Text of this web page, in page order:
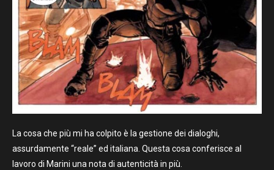
La cosa che più mi ha colpito è la gestione dei dialoghi,
assurdamente “reale” ed italiana. Questa cosa conferisce al
lavoro di Marini una nota di autenticità in più.